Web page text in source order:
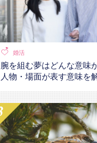
婚活
腕を組む夢はどんな意味
人物・場面が表す意味を